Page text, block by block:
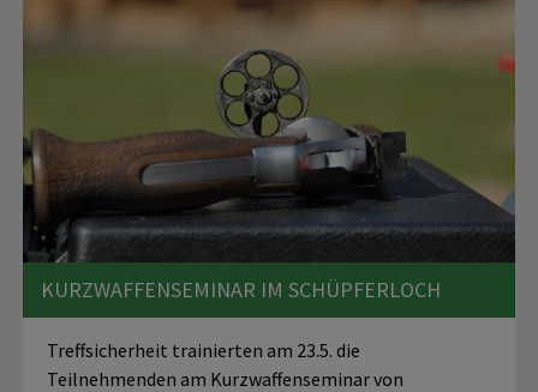
KURZWAFFENSEMINAR IM SCHÜPFERLOCH
Treffsicherheit trainierten am 23.5. die
Teilnehmenden am Kurzwaffenseminar von